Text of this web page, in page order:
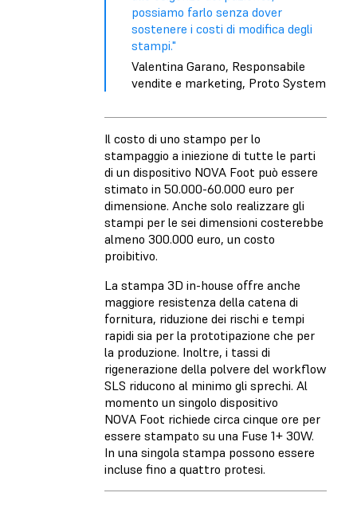
possiamo farlo senza dover
sostenere i costi di modifica degli
stampi."
Valentina Garano, Responsabile
vendite e marketing, Proto System
Il costo di uno stampo per lo
stampaggio a iniezione di tutte le parti
di un dispositivo NOVA Foot può essere
stimato in 50.000-60.000 euro per
dimensione. Anche solo realizzare gli
stampi per le sei dimensioni costerebbe
almeno 300.000 euro, un costo
proibitivo.
La stampa 3D in-house offre anche
maggiore resistenza della catena di
fornitura, riduzione dei rischi e tempi
rapidi sia per la prototipazione che per
la produzione. Inoltre, i tassi di
rigenerazione della polvere del workflow
SLS riducono al minimo gli sprechi. Al
momento un singolo dispositivo
NOVA Foot richiede circa cinque ore per
essere stampato su una Fuse 1+ 30W.
In una singola stampa possono essere
incluse fino a quattro protesi.